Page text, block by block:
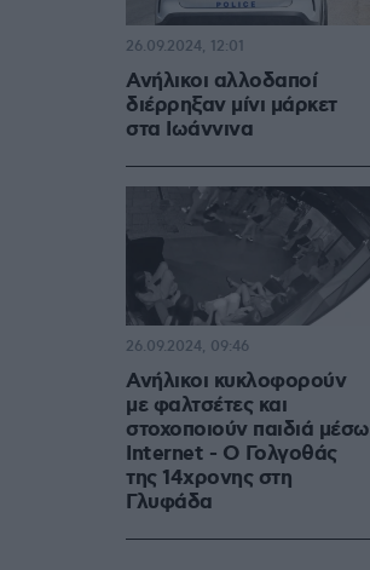
Ανήλικοι αλλοδαποί
διέρρηξαν μίνι μάρκετ
στα Ιωάννινα
26.09.2024, 12:01
Ανήλικοι κυκλοφορούν
με φαλτσέτες και
στοχοποιούν παιδιά μέσω
Internet - Ο Γολγοθάς
της 14χρονης στη
Γλυφάδα
26.09.2024, 09:46